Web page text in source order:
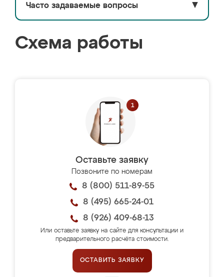
Часто задаваемые вопросы ▼
Схема работы
Оставьте заявку
Позвоните по номерам
8 (800) 511-89-55
8 (495) 665-24-01
8 (926) 409-68-13
Или оставьте заявку на сайте для консультации и
предварительного расчёта стоимости.
ОСТАВИТЬ ЗАЯВКУ